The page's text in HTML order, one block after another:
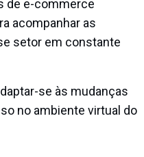
de e-commerce
acompanhar as
setor em constante
se às mudanças
no ambiente virtual do